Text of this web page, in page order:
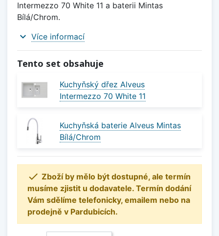
Intermezzo 70 White 11 a baterii Mintas
Bílá/Chrom.
expand_more Více informací
Tento set obsahuje
Kuchyňský dřez Alveus
Intermezzo 70 White 11
Kuchyňská baterie Alveus Mintas
Bílá/Chrom
 Zboží by mělo být dostupné, ale termín
musíme zjistit u dodavatele. Termín dodání
Vám sdělíme telefonicky, emailem nebo na
prodejně v Pardubicích.